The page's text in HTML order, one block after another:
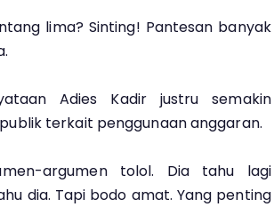
lima? Sinting! Pantesan banyak
Adies Kadir justru semakin
terkait penggunaan anggaran.
argumen tolol. Dia tahu lagi
dia. Tapi bodo amat. Yang penting